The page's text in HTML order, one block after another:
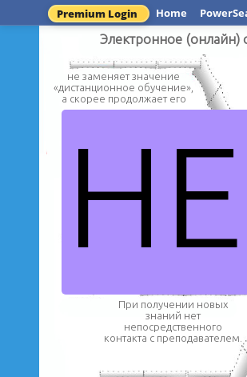
Premium Login Home
Электронное (онлайн)
не заменяет значение
«дистанционное обучение»,
а скорее продолжает его
обучение с помощью
технологий
При получении новых
знаний нет
непосредственного
контакта с преподавателем.